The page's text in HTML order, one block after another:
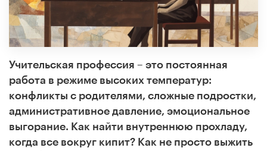
Учительская профессия – это постоянная
работа в режиме высоких температур:
конфликты с родителями, сложные подростки,
административное давление, эмоциональное
выгорание. Как найти внутреннюю прохладу,
когда все вокруг кипит? Как не просто выжить